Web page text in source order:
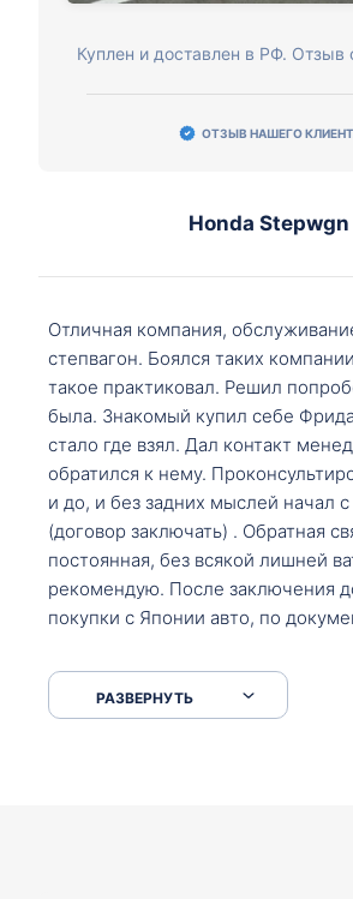
Куплен и доставлен в РФ. Отзыв
ОТЗЫВ НАШЕГО
Honda Stepwgn
Отличная компания,
степвагон. Боялся таких
такое практиковал. Решил
была. Знакомый купил себе
стало где взял. Дал контакт
обратился к нему.
и до, и без задних мыслей начал
(договор заключать) . Обратная
постоянная, без всякой лишней
рекомендую. После заключения
покупки с Японии авто, по
что заполнить, куда зайти,
приехал за авто. Меня тепло
РАЗВЕРНУТЬ